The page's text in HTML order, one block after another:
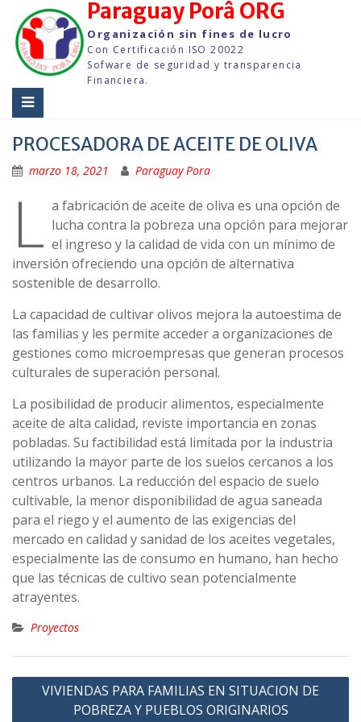
contenido
Paraguay Porâ ORG
Organización sin fines de lucro
Con Certificación ISO 20022
Sofware de seguridad y transparencia
Financiera.
PROCESADORA DE ACEITE DE OLIVA
marzo 18, 2021 Paraguay Pora
L a fabricación de aceite de oliva es una opción de
lucha contra la pobreza una opción para mejorar
el ingreso y la calidad de vida con un mínimo de
inversión ofreciendo una opción de alternativa
sostenible de desarrollo.
La capacidad de cultivar olivos mejora la autoestima de
las familias y les permite acceder a organizaciones de
gestiones como microempresas que generan procesos
culturales de superación personal.
La posibilidad de producir alimentos, especialmente
aceite de alta calidad, reviste importancia en zonas
pobladas. Su factibilidad está limitada por la industria
utilizando la mayor parte de los suelos cercanos a los
centros urbanos. La reducción del espacio de suelo
cultivable, la menor disponibilidad de agua saneada
para el riego y el aumento de las exigencias del
mercado en calidad y sanidad de los aceites vegetales,
especialmente las de consumo en humano, han hecho
que las técnicas de cultivo sean potencialmente
atrayentes.
Proyectos
Navegación
VIVIENDAS PARA FAMILIAS EN SITUACION DE
POBREZA Y PUEBLOS ORIGINARIOS